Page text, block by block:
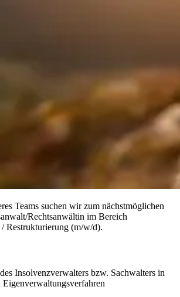
Teams suchen wir zum nächstmöglichen
Rechtsanwältin im Bereich
Restrukturierung (m/w/d).
Insolvenzverwalters bzw. Sachwalters in